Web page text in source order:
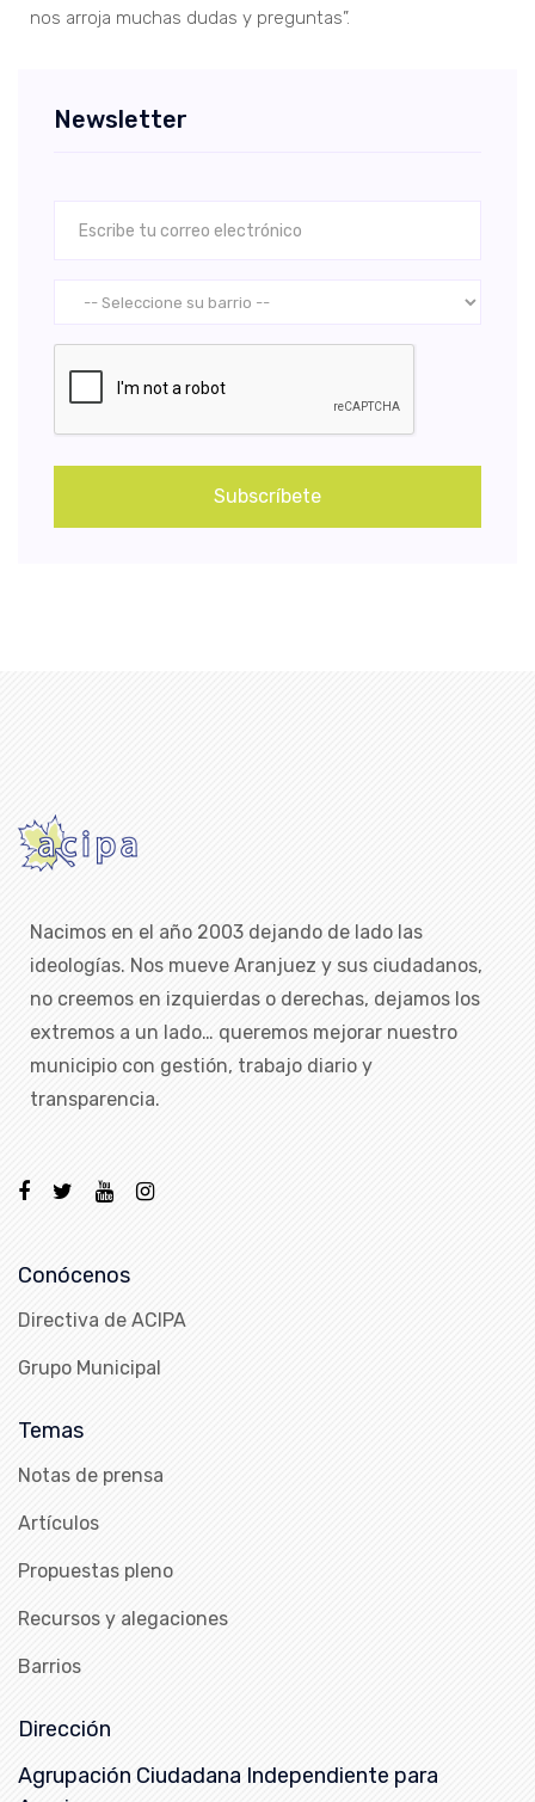
nos arroja muchas dudas y preguntas”.
Newsletter
Subscríbete
Nacimos en el año 2003 dejando de lado las
ideologías. Nos mueve Aranjuez y sus ciudadanos,
no creemos en izquierdas o derechas, dejamos los
extremos a un lado… queremos mejorar nuestro
municipio con gestión, trabajo diario y
transparencia.
Conócenos
Directiva de ACIPA
Grupo Municipal
Temas
Notas de prensa
Artículos
Propuestas pleno
Recursos y alegaciones
Barrios
Dirección
Agrupación Ciudadana Independiente para